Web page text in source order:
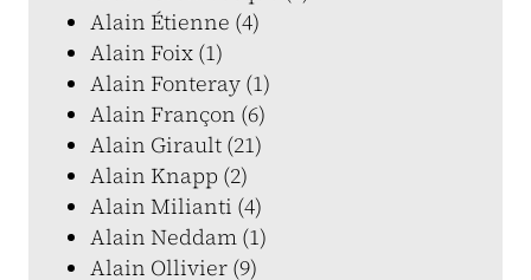
Alain Étienne (4)
Alain Foix (1)
Alain Fonteray (1)
Alain Françon (6)
Alain Girault (21)
Alain Knapp (2)
Alain Milianti (4)
Alain Neddam (1)
Alain Ollivier (9)